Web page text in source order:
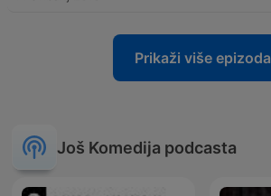
Prikaži više epizoda
Još Komedija podcasta